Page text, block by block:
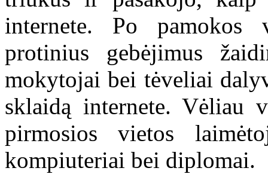
internete. Po pamokos
protinius gebėjimus
mokytojai bei tėveliai
sklaidą internete. Vėliau
pirmosios vietos
kompiuteriai bei diplomai.